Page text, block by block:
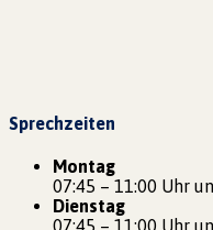
Sprechzeiten
Montag
07:45 – 11:00 Uhr
Dienstag
07:45 – 11:00 Uhr